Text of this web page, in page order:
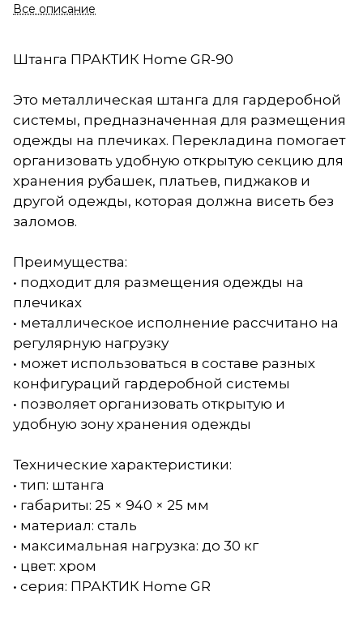
Все описание
Штанга ПРАКТИК Home GR-90
Это металлическая штанга для гардеробной
системы, предназначенная для размещения
одежды на плечиках. Перекладина помогает
организовать удобную открытую секцию для
хранения рубашек, платьев, пиджаков и
другой одежды, которая должна висеть без
заломов.
Преимущества:
• подходит для размещения одежды на
плечиках
• металлическое исполнение рассчитано на
регулярную нагрузку
• может использоваться в составе разных
конфигураций гардеробной системы
• позволяет организовать открытую и
удобную зону хранения одежды
Технические характеристики:
• тип: штанга
• габариты: 25 × 940 × 25 мм
• материал: сталь
• максимальная нагрузка: до 30 кг
• цвет: хром
• серия: ПРАКТИК Home GR